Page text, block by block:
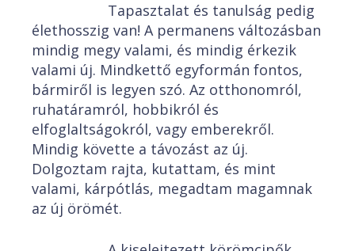
Tapasztalat és tanulság pedig
élethosszig van! A permanens változásban
mindig megy valami, és mindig érkezik
valami új. Mindkettő egyformán fontos,
bármiről is legyen szó. Az otthonomról,
ruhatáramról, hobbikról és
elfoglaltságokról, vagy emberekről.
Mindig követte a távozást az új.
Dolgoztam rajta, kutattam, és mint
valami, kárpótlás, megadtam magamnak
az új örömét.